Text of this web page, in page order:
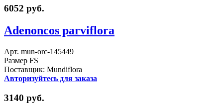
6052 руб.
Adenoncos parviflora
Арт. mun-orc-145449
Размер FS
Поставщик: Mundiflora
Авторизуйтесь для заказа
3140 руб.